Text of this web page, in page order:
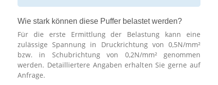
Wie stark können diese Puffer belastet werden?
Für die erste Ermittlung der Belastung kann eine
zulässige Spannung in Druckrichtung von 0,5N/mm²
bzw. in Schubrichtung von 0,2N/mm² genommen
werden. Detailliertere Angaben erhalten Sie gerne auf
Anfrage.